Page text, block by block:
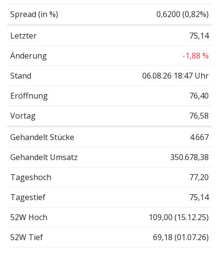
Spread (in %)
0,6200 (0,82%)
Letzter
75,14
Änderung
-1,88 %
Stand
06.08.26 18:47 Uhr
Eröffnung
76,40
Vortag
76,58
Gehandelt Stücke
4.667
Gehandelt Umsatz
350.678,38
Tageshoch
77,20
Tagestief
75,14
52W Hoch
109,00 (15.12.25)
52W Tief
69,18 (01.07.26)